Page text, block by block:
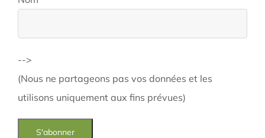
-->
(Nous ne partageons pas vos données et les
utilisons uniquement aux fins prévues)